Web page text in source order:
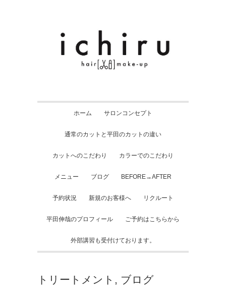
ホーム サロンコンセプト
通常のカットと平田のカットの違い
カットへのこだわり カラーでのこだわり
メニュー ブログ BEFORE→AFTER
予約状況 新規のお客様へ リクルート
平田伸哉のプロフィール ご予約はこちらから
外部講習も受付けております。
トリートメント , ブログ